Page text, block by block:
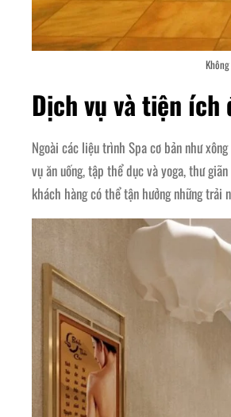
Dịch vụ và tiện ích
Ngoài các liệu trình Spa cơ bản như
vụ ăn uống, tập thể dục và yoga, thư
khách hàng có thể tận hưởng những trải